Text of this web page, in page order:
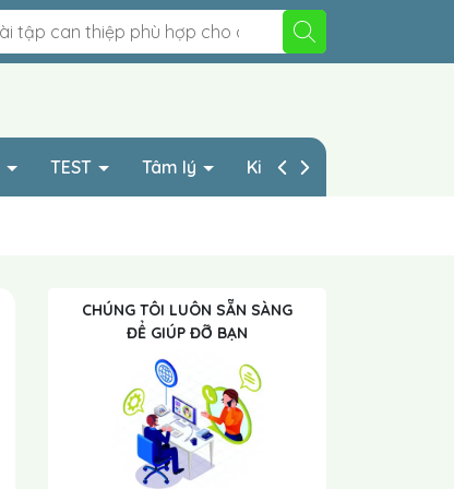
TEST Tâm lý Kinh nghiệp HAY
CHÚNG TÔI LUÔN SẴN SÀNG
ĐỂ GIÚP ĐỠ BẠN